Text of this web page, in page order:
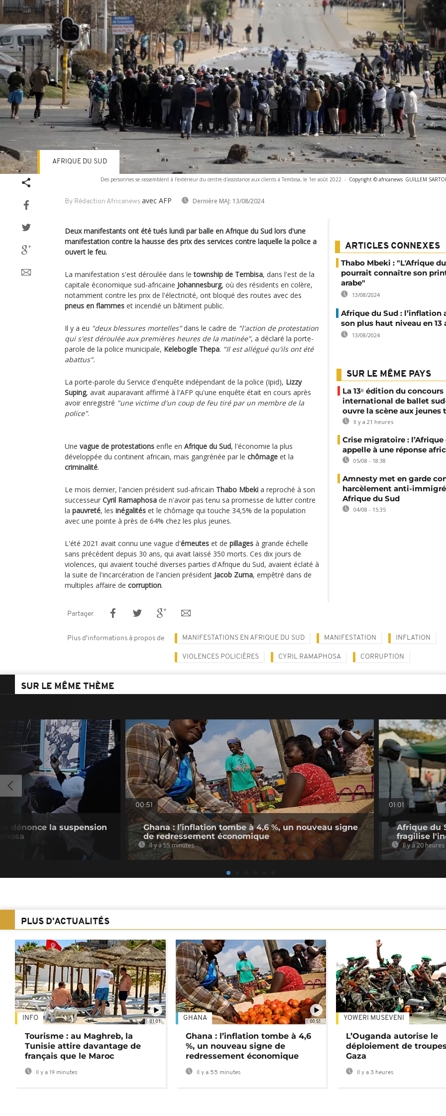
Des personnes se rassemblent à l'extérieur du centre d'assistance aux clients à Tembisa, le 1er août 2022 - Copyright © africanews GUILLEM
By Rédaction Africanews avec AFP Dernière MAJ: 13/08/2024
AFRIQUE DU SUD
Deux manifestants ont été tués lundi par balle en Afrique du Sud lors d'une
manifestation contre la hausse des prix des services contre laquelle la police a
ouvert le feu.
La manifestation s'est déroulée dans letownship de Tembisa, dans l'est de la
capitale économique sud-africaine Johannesburg, où des résidents en colère,
notamment contre les prix de l'électricité, ont bloqué des routes avec des
pneus en flammes et incendié un bâtiment public.
Il y a eu "deux blessures mortelles"dans le cadre de "l'action de protestation
qui s'est déroulée aux premières heures de la matinée", a déclaré la porte-
parole de la police municipale, Kelebogile Thepa. "Il est allégué qu'ils ont été
abattus".
La porte-parole du Service d'enquête indépendant de la police (Ipid), Lizzy
Suping, avait auparavant affirmé à l'AFP qu'une enquête était en cours après
avoir enregistré "une victime d'un coup de feu tiré par un membre de la
police".
Une vague de protestations enfle en Afrique du Sud, l'économie la plus
développée du continent africain, mais gangrénée par le chômage et la
criminalité.
Le mois dernier, l'ancien président sud-africain Thabo Mbeki a reproché à son
successeur Cyril Ramaphosa de n'avoir pas tenu sa promesse de lutter contre
la pauvreté, les inégalités et le chômage qui touche 34,5% de la population
avec une pointe à près de 64% chez les plus jeunes.
L'été 2021 avait connu une vague d'émeutes et de pillages à grande échelle
sans précédent depuis 30 ans, qui avait laissé 350 morts. Ces dix jours de
violences, qui avaient touché diverses parties d'Afrique du Sud, avaient éclaté à
la suite de l'incarcération de l'ancien président Jacob Zuma, empêtré dans de
multiples affaire de corruption.
ARTICLES CONNEXES
Thabo Mbeki : "L'Afrique
pourrait connaître son
arabe"
13/08/2024
Afrique du Sud : l’inflation
son plus haut niveau en 13
13/08/2024
SUR LE MÊME PAYS
La 13ᵉ édition du concours
international de ballet
ouvre la scène aux jeunes
Il y a 21 heures
Crise migratoire : l’Afrique
appelle à une réponse
05/08 - 18:38
Amnesty met en garde
harcèlement anti-
Afrique du Sud
04/08 - 15:35
Partager
Plus d'informations à propos de MANIFESTATIONS EN AFRIQUE DU SUD MANIFESTATION INFLATION
VIOLENCES POLICIÈRES CYRIL RAMAPHOSA CORRUPTION
SUR LE MÊME THÈME
dénonce la suspension
00:51
Ghana : l’inflation tombe à 4,6 %, un nouveau signe
de redressement économique
Il y a 55 minutes
01:01
Afrique du
fragilise
Il y a 20 heures
PLUS D'ACTUALITÉS
01:01
INFO
Tourisme : au Maghreb, la
Tunisie attire davantage de
français que le Maroc
Il y a 19 minutes
00:51
GHANA
Ghana : l’inflation tombe à 4,6
%, un nouveau signe de
redressement économique
Il y a 55 minutes
YOWERI MUSEVENI
L’Ouganda autorise le
déploiement de
Gaza
Il y a 3 heures